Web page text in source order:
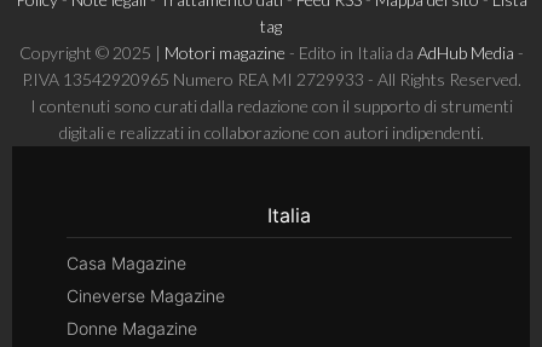
tag
Copyright © 2025 | Motori magazine - Edito in Italia da AdHub Media -
P.IVA 13542920965 Numero REA MI 2729933 - All Rights Reserved.
I contenuti sono curati dalla redazione con il supporto di strumenti
digitali e realizzati in collaborazione con autori indipendenti.
Italia
Casa Magazine
Cineverse Magazine
Donne Magazine